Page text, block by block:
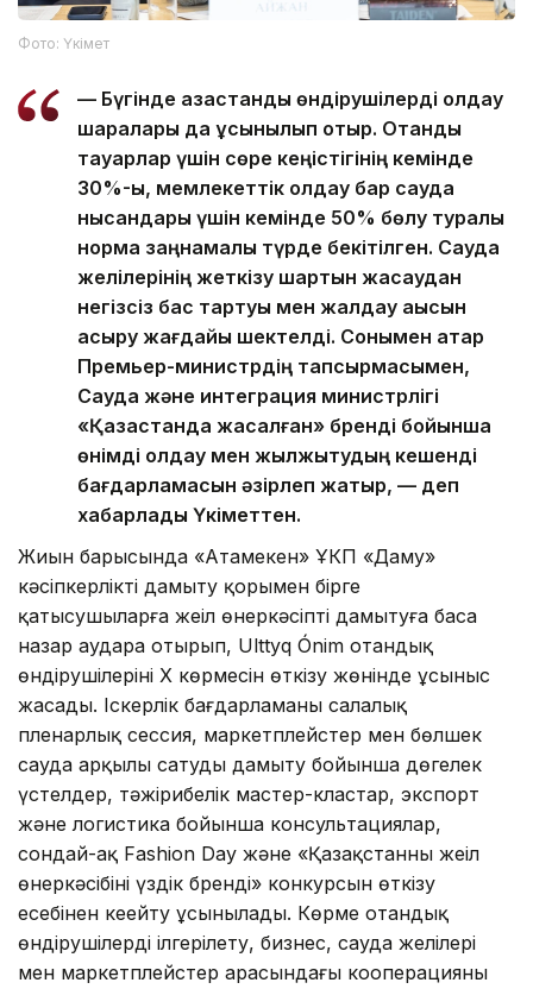
Фото: Үкімет
— Бүгінде қазақстандық өндірушілерді қолдау
шаралары да ұсынылып отыр. Отандық
тауарлар үшін сөре кеңістігінің кемінде
30%-ы, мемлекеттік қолдау бар сауда
нысандары үшін кемінде 50% бөлу туралы
норма заңнамалық түрде бекітілген. Сауда
желілерінің жеткізу шартын жасаудан
негізсіз бас тартуы мен жалдау ақысын
асыру жағдайы шектелді. Сонымен қатар
Премьер-министрдің тапсырмасымен,
Сауда және интеграция министрлігі
«Қазақстанда жасалған» бренді бойынша
өнімді қолдау мен жылжытудың кешенді
бағдарламасын әзірлеп жатыр, — деп
хабарлады Үкіметтен.
Жиын барысында «Атамекен» ҰКП «Даму»
кәсіпкерлікті дамыту қорымен бірге
қатысушыларға жеңіл өнеркәсіпті дамытуға баса
назар аудара отырып, Ulttyq Ónim отандық
өндірушілерінің X көрмесін өткізу жөнінде ұсыныс
жасады. Іскерлік бағдарламаны салалық
пленарлық сессия, маркетплейстер мен бөлшек
сауда арқылы сатуды дамыту бойынша дөңгелек
үстелдер, тәжірибелік мастер-кластар, экспорт
және логистика бойынша консультациялар,
сондай-ақ Fashion Day және «Қазақстанның жеңіл
өнеркәсібінің үздік бренді» конкурсын өткізу
есебінен кеңейту ұсынылады. Көрме отандық
өндірушілерді ілгерілету, бизнес, сауда желілері
мен маркетплейстер арасындағы кооперацияны